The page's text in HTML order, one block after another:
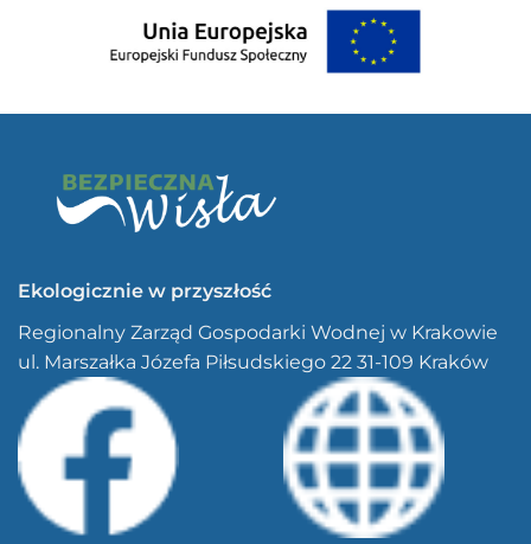
Ekologicznie w przyszłość
Regionalny Zarząd Gospodarki Wodnej w Krakowie
ul. Marszałka Józefa Piłsudskiego 22 31-109 Kraków